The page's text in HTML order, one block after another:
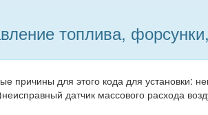
топлива,
причины для этого кода для установки:
датчик массового расхода